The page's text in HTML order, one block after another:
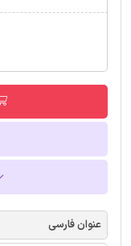
عنوان فارسی